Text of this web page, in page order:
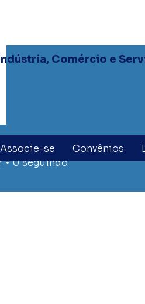
Comércio e
Associe-se Convênios
0 seguindo